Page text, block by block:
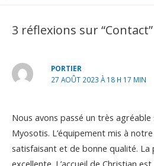
3 réflexions sur “Contact”
PORTIER
27 AOÛT 2023 À 18 H 17 MIN
Nous avons passé un très
Myosotis. L’équipement mis à
satisfaisant et de bonne qualité.